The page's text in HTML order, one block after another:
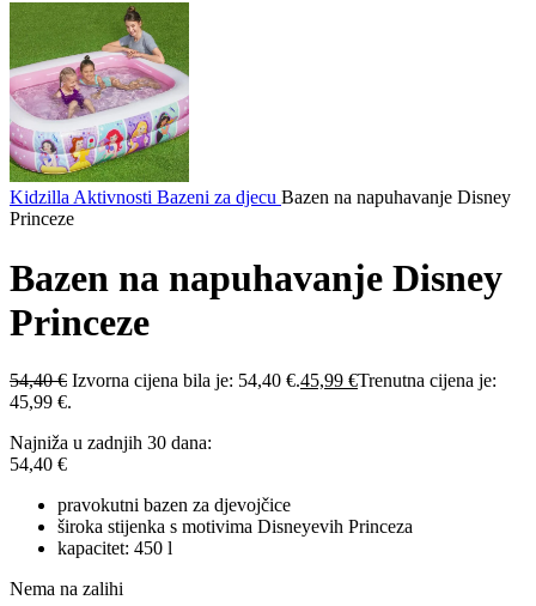
Kidzilla Aktivnosti Bazeni za djecu Bazen na napuhavanje Disney
Princeze
Bazen na napuhavanje Disney
Princeze
54,40€ Izvorna cijena bila je: 54,40 €.45,99 €Trenutna cijena je:
45,99 €.
Najniža u zadnjih 30 dana:
54,40 €
pravokutni bazen za djevojčice
široka stijenka s motivima Disneyevih Princeza
kapacitet: 450 l
Nema na zalihi